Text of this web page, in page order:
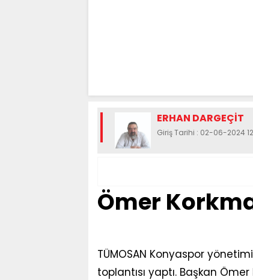
ERHAN DARGEÇİT
Giriş Tarihi : 02-06-2024
Ömer
TÜMOSAN Konyaspor
toplantısı yaptı. Başkan